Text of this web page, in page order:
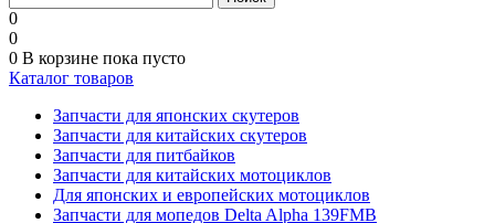
0
0
0 В корзине пока пусто
Каталог товаров
Запчасти для японских скутеров
Запчасти для китайских скутеров
Запчасти для питбайков
Запчасти для китайских мотоциклов
Для японских и европейских мотоциклов
Запчасти для мопедов Delta Alpha 139FMB